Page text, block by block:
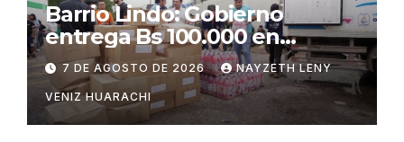
Barrio Lindo: Gobierno
entrega Bs 100.000 en
insumos para afectados
7 DE AGOSTO DE 2026 NAYZETH LENY
VENIZ HUARACHI